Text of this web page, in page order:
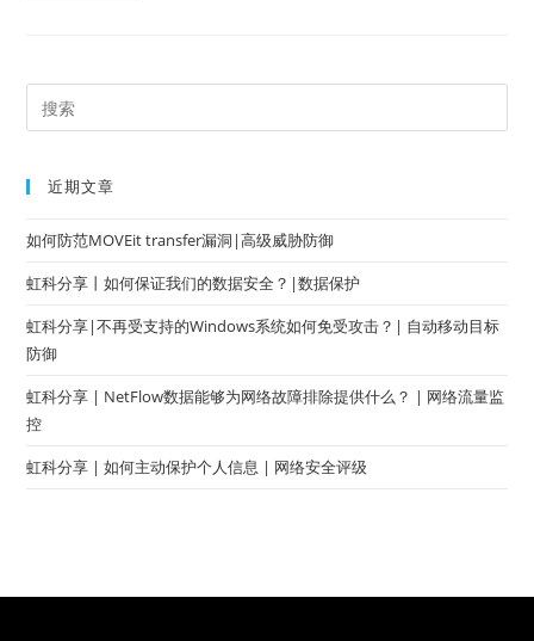
近期文章
如何防范MOVEit transfer漏洞|高级威胁防御
虹科分享丨如何保证我们的数据安全？|数据保护
虹科分享|不再受支持的Windows系统如何免受攻击？| 自动移动目标
防御
虹科分享 | NetFlow数据能够为网络故障排除提供什么？ | 网络流量监
控
虹科分享 | 如何主动保护个人信息 | 网络安全评级